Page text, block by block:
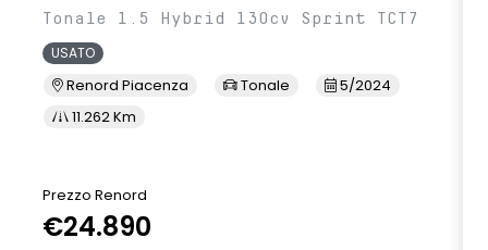
Tonale 1.5 Hybrid 130cv Sprint TCT7
USATO
Renord Piacenza Tonale
5/2024
11.262 Km
Prezzo Renord
€24.890